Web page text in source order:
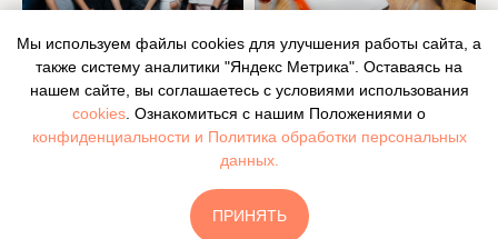
Мы используем файлы cookies для улучшения работы сайта, а
также систему аналитики "Яндекс Метрика". Оставаясь на
нашем сайте, вы соглашаетесь с условиями использования
cookies . Ознакомиться с нашим Положениями о
конфиденциальности и Политика обработки персональных
данных.
ПРИНЯТЬ